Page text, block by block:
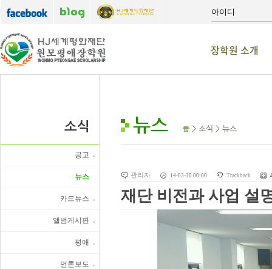
장학원 소개
소식
공고
뉴스
카드뉴스
앨범게시판
평애
언론보도
뉴스 > 소식 > 뉴스
관리자 14-03-30 00:00 Trackback
재단 비전과 사업 설